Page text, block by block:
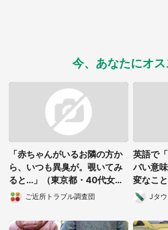
今、あなたにオス
「赤ちゃんがいるお隣の方か
ら、いつも異臭が。覗いてみ
ると...」（東京都・40代女
性）
ご近所トラブル調査団
英語で
バい意
変なこ
Jタ